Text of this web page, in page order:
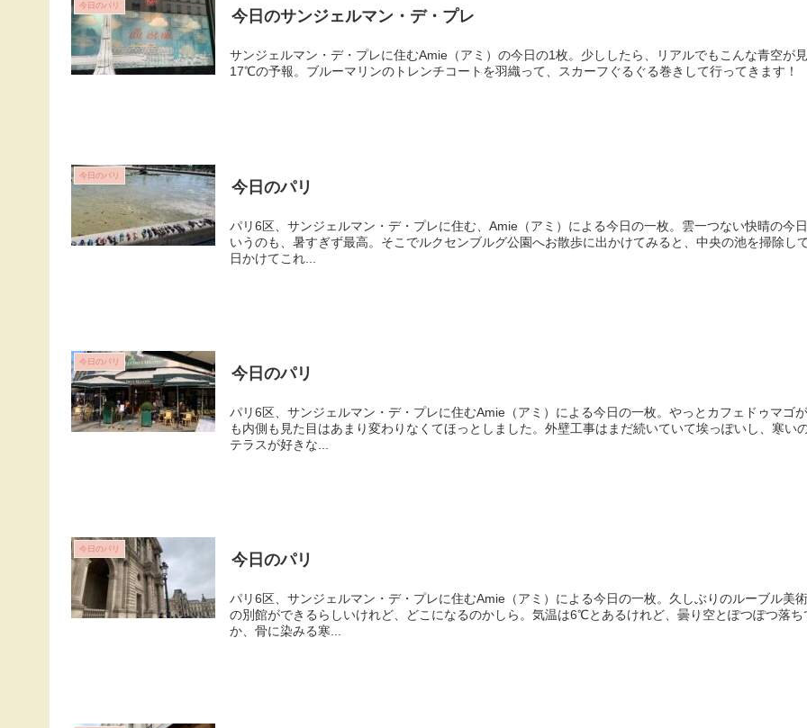
今日のパリ
今日のサンジェルマン・デ・プレ
サンジェルマン・デ・プレに住むAmie（アミ）の今日の1枚。少ししたら、リアルでもこんな青空が
17℃の予報。ブルーマリンのトレンチコートを羽織って、スカーフぐるぐる巻きして行ってきます！
今日のパリ
今日のパリ
パリ6区、サンジェルマン・デ・プレに住む、Amie（アミ）による今日の一枚。雲一つない快晴の今
いうのも、暑すぎず最高。そこでルクセンブルグ公園へお散歩に出かけてみると、中央の池を掃除し
日かけてこれ...
今日のパリ
今日のパリ
パリ6区、サンジェルマン・デ・プレに住むAmie（アミ）による今日の一枚。やっとカフェドゥマゴ
も内側も見た目はあまり変わりなくてほっとしました。外壁工事はまだ続いていて埃っぽいし、寒い
テラスが好きな...
今日のパリ
今日のパリ
パリ6区、サンジェルマン・デ・プレに住むAmie（アミ）による今日の一枚。久しぶりのルーブル美
の別館ができるらしいけれど、どこになるのかしら。気温は6℃とあるけれど、曇り空とぽつぽつ落ち
か、骨に染みる寒...